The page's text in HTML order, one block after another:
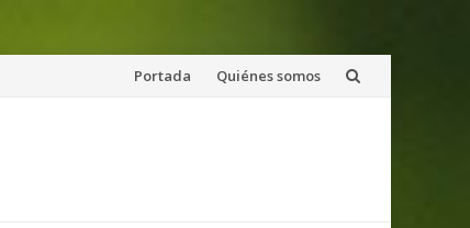
Saltar
Portada Quiénes somos